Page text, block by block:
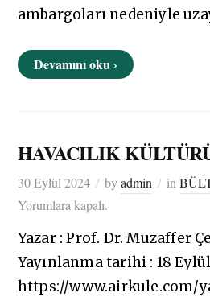
ambargoları nedeniyle
Devamını oku ›
HAVACILIK
30 Eylül 2024 byadmin in
Yorumlara kapalı.
Yazar : Prof. Dr. Muzaffer
Yayınlanma tarihi : 18
https://www.airkule.com/